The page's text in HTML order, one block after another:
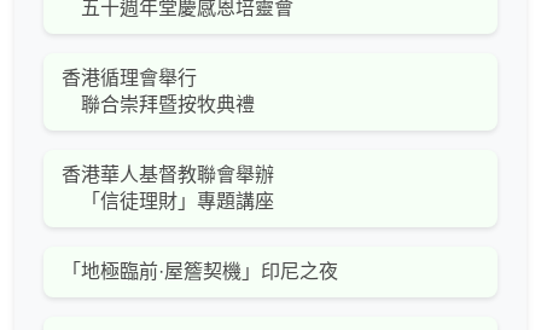
五十週年堂慶感恩培靈會
香港循理會舉行
聯合崇拜暨按牧典禮
香港華人基督教聯會舉辦
「信徒理財」專題講座
「地極臨前·屋簷契機」印尼之夜